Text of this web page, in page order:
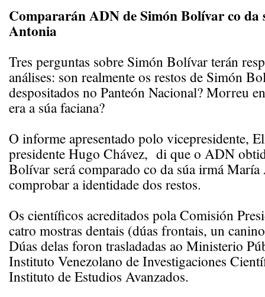
Compararán ADN de Simón Bolívar co
Antonia
Tres perguntas sobre Simón Bolívar terán
análises: son realmente os restos de Simón
despositados no Panteón Nacional? Morreu
era a súa faciana?
O informe apresentado polo vicepresidente,
presidente Hugo Chávez, di que o ADN
Bolívar será comparado co da súa irmá
comprobar a identidade dos restos.
Os científicos acreditados pola Comisión
catro mostras dentais (dúas frontais, un
Dúas delas foron trasladadas ao Ministerio
Instituto Venezolano de Investigaciones
Instituto de Estudios Avanzados.